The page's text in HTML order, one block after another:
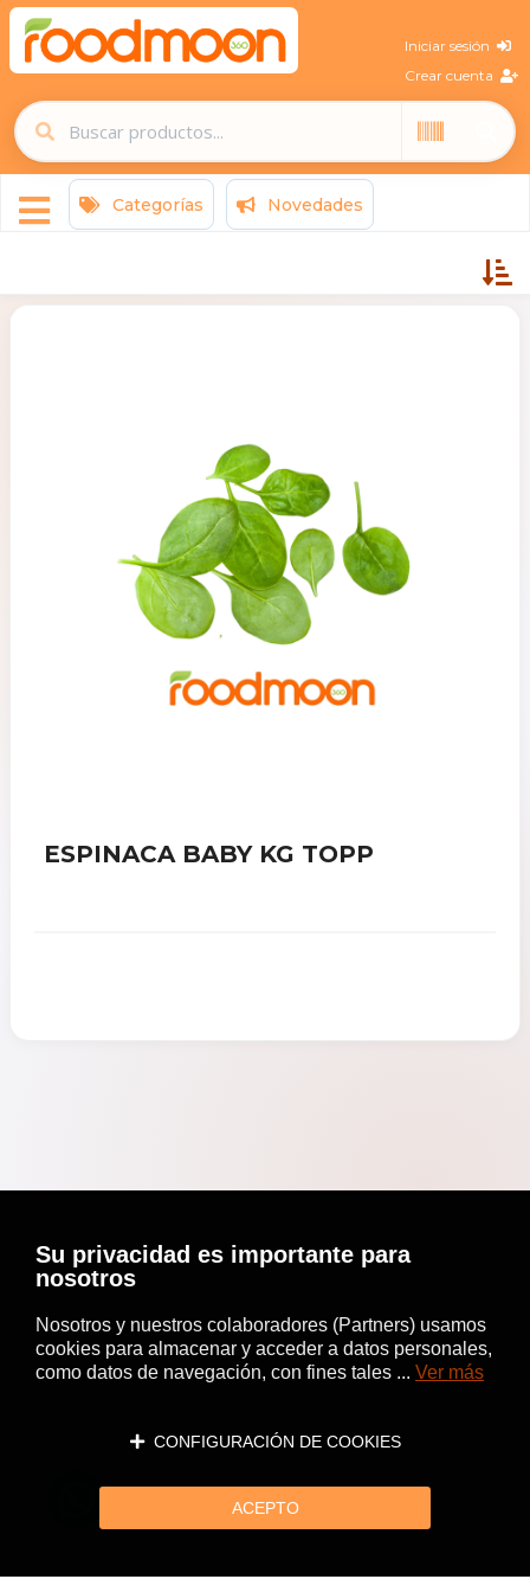
Iniciar sesión
Crear cuenta
Categorías Novedades
ESPINACA BABY KG TOPP
Su privacidad es importante para
nosotros
Nosotros y nuestros colaboradores (Partners) usamos
cookies para almacenar y acceder a datos personales,
como datos de navegación, con fines tales ... Ver más
CONFIGURACIÓN DE COOKIES
ACEPTO